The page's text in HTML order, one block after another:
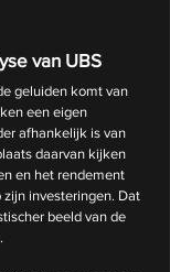
van UBS
geluiden komt van
een eigen
afhankelijk is van
daarvan kijken
en het rendement
investeringen. Dat
beeld van de